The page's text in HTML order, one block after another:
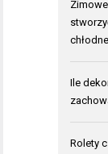
Ile
Rolety